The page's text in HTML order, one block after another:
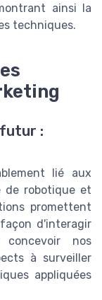
ainsi la
techniques.
:
lié aux
de robotique et
promettent
d'interagir
nos
à surveiller
appliquées